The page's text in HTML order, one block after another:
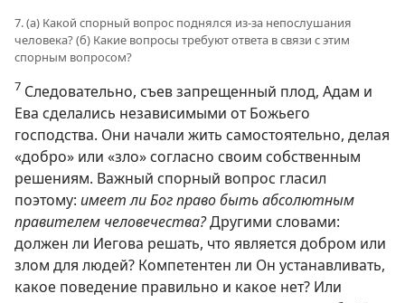
7. (а) Какой спорный вопрос поднялся из-за непослушания
человека? (б) Какие вопросы требуют ответа в связи с этим
спорным вопросом?
7 Следовательно, съев запрещенный плод, Адам и
Ева сделались независимыми от Божьего
господства. Они начали жить самостоятельно, делая
«добро» или «зло» согласно своим собственным
решениям. Важный спорный вопрос гласил
поэтому: имеет ли Бог право быть абсолютным
правителем человечества?Другими словами:
должен ли Иегова решать, что является добром или
злом для людей? Компетентен ли Он устанавливать,
какое поведение правильно и какое нет? Или